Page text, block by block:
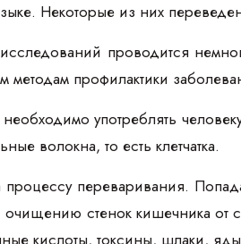
Некоторые из них
проводится
методам профилактики
употреблять
волокна, то есть клетчатка.
процессу переваривания.
стенок кишечника от
кислоты, токсины, шлаки,